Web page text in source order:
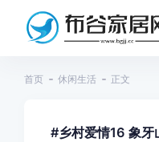
首页 休闲生活 正文
#乡村爱情16 象牙